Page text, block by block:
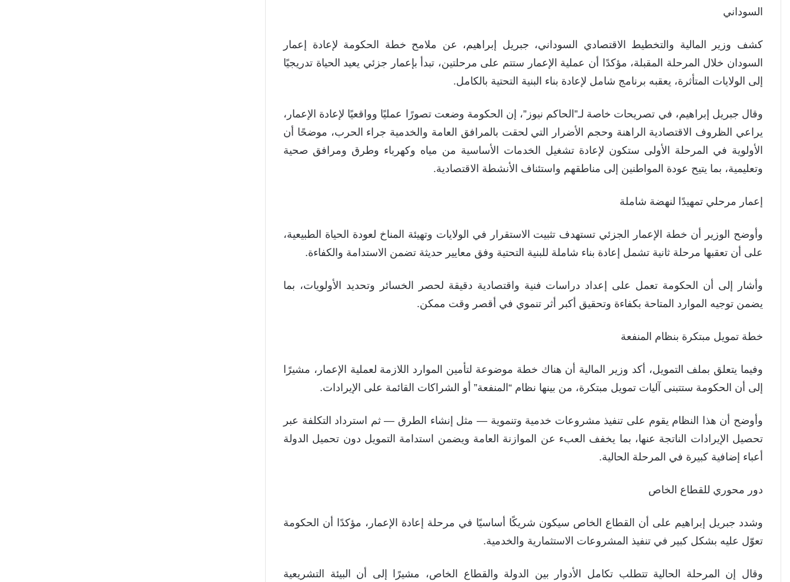
السوداني
كشف وزير المالية والتخطيط الاقتصادي السوداني، جبريل إبراهيم، عن ملامح خطة الحكومة لإعادة إعمار
السودان خلال المرحلة المقبلة، مؤكدًا أن عملية الإعمار ستتم على مرحلتين، تبدأ بإعمار جزئي يعيد الحياة تدريجيًا
إلى الولايات المتأثرة، يعقبه برنامج شامل لإعادة بناء البنية التحتية بالكامل.
وقال جبريل إبراهيم، في تصريحات خاصة لـ”الحاكم نيوز”، إن الحكومة وضعت تصورًا عمليًا وواقعيًا لإعادة الإعمار،
يراعي الظروف الاقتصادية الراهنة وحجم الأضرار التي لحقت بالمرافق العامة والخدمية جراء الحرب، موضحًا أن
الأولوية في المرحلة الأولى ستكون لإعادة تشغيل الخدمات الأساسية من مياه وكهرباء وطرق ومرافق صحية
وتعليمية، بما يتيح عودة المواطنين إلى مناطقهم واستئناف الأنشطة الاقتصادية.
إعمار مرحلي تمهيدًا لنهضة شاملة
وأوضح الوزير أن خطة الإعمار الجزئي تستهدف تثبيت الاستقرار في الولايات وتهيئة المناخ لعودة الحياة الطبيعية،
على أن تعقبها مرحلة ثانية تشمل إعادة بناء شاملة للبنية التحتية وفق معايير حديثة تضمن الاستدامة والكفاءة.
وأشار إلى أن الحكومة تعمل على إعداد دراسات فنية واقتصادية دقيقة لحصر الخسائر وتحديد الأولويات، بما
يضمن توجيه الموارد المتاحة بكفاءة وتحقيق أكبر أثر تنموي في أقصر وقت ممكن.
خطة تمويل مبتكرة بنظام المنفعة
وفيما يتعلق بملف التمويل، أكد وزير المالية أن هناك خطة موضوعة لتأمين الموارد اللازمة لعملية الإعمار، مشيرًا
إلى أن الحكومة ستتبنى آليات تمويل مبتكرة، من بينها نظام “المنفعة” أو الشراكات القائمة على الإيرادات.
وأوضح أن هذا النظام يقوم على تنفيذ مشروعات خدمية وتنموية — مثل إنشاء الطرق — ثم استرداد التكلفة عبر
تحصيل الإيرادات الناتجة عنها، بما يخفف العبء عن الموازنة العامة ويضمن استدامة التمويل دون تحميل الدولة
أعباء إضافية كبيرة في المرحلة الحالية.
دور محوري للقطاع الخاص
وشدد جبريل إبراهيم على أن القطاع الخاص سيكون شريكًا أساسيًا في مرحلة إعادة الإعمار، مؤكدًا أن الحكومة
تعوّل عليه بشكل كبير في تنفيذ المشروعات الاستثمارية والخدمية.
وقال إن المرحلة الحالية تتطلب تكامل الأدوار بين الدولة والقطاع الخاص، مشيرًا إلى أن البيئة التشريعية